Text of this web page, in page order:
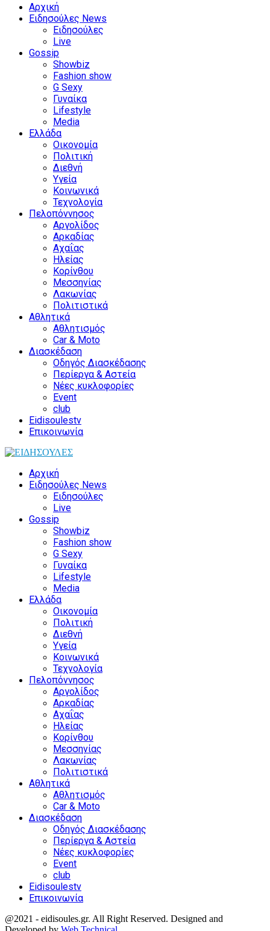
Αρχική
Ειδησούλες News
Ειδησούλες
Live
Gossip
Showbiz
Fashion show
G Sexy
Γυναίκα
Lifestyle
Media
Ελλάδα
Οικονομία
Πολιτική
Διεθνή
Υγεία
Κοινωνικά
Τεχνολογία
Πελοπόννησος
Αργολίδος
Αρκαδίας
Αχαΐας
Ηλείας
Κορίνθου
Μεσσηνίας
Λακωνίας
Πολιτιστικά
Αθλητικά
Αθλητισμός
Car & Moto
Διασκέδαση
Οδηγός Διασκέδασης
Περίεργα & Αστεία
Νέες κυκλοφορίες
Event
club
Eidisoulestv
Επικοινωνία
Αρχική
Ειδησούλες News
Ειδησούλες
Live
Gossip
Showbiz
Fashion show
G Sexy
Γυναίκα
Lifestyle
Media
Ελλάδα
Οικονομία
Πολιτική
Διεθνή
Υγεία
Κοινωνικά
Τεχνολογία
Πελοπόννησος
Αργολίδος
Αρκαδίας
Αχαΐας
Ηλείας
Κορίνθου
Μεσσηνίας
Λακωνίας
Πολιτιστικά
Αθλητικά
Αθλητισμός
Car & Moto
Διασκέδαση
Οδηγός Διασκέδασης
Περίεργα & Αστεία
Νέες κυκλοφορίες
Event
club
Eidisoulestv
Επικοινωνία
@2021 - eidisoules.gr. All Right Reserved. Designed and